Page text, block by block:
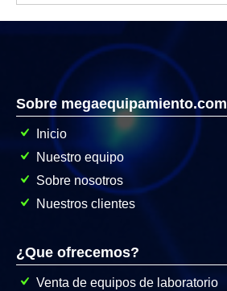
Sobre megaequipamiento.com
Inicio
Nuestro equipo
Sobre nosotros
Nuestros clientes
¿Que ofrecemos?
Venta de equipos de laboratorio